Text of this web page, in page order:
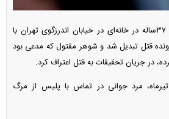
مرگ مشکوک زن ۳۷ساله در خانه‌ای در خیابان اندرزگوی تهران با
قتل تبدیل شد و شوهر مقتول که مدعی بود
در جریان تحقیقات به قتل اعتراف کرد.
تیرماه، مرد جوانی در تماس با پلیس از مرگ